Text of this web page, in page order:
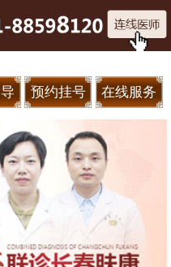
预约挂号 在线服务